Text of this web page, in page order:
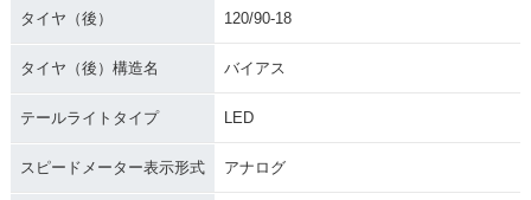
タイヤ（後） 120/90-18
タイヤ（後）構造名 バイアス
テールライトタイプ LED
スピードメーター表示形式 アナログ